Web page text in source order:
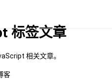
标签文章
相关文章。
客